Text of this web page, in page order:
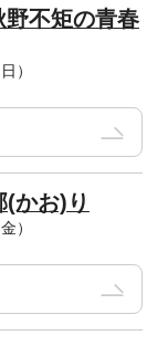
不矩の青春
）
かお)り
）